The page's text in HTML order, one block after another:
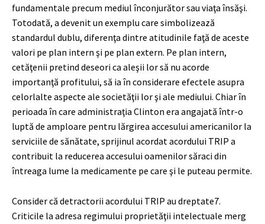
fundamentale precum mediul înconjurător sau viaţa însăşi.
Totodată, a devenit un exemplu care simbolizează
standardul dublu, diferenţa dintre atitudinile faţă de aceste
valori pe plan intern şi pe plan extern. Pe plan intern,
cetăţenii pretind deseori ca aleşii lor să nu acorde
importanţă profitului, să ia în considerare efectele asupra
celorlalte aspecte ale societăţii lor şi ale mediului. Chiar în
perioada în care administraţia Clinton era angajată într-o
luptă de amploare pentru lărgirea accesului americanilor la
serviciile de sănătate, sprijinul acordat acordului TRIP a
contribuit la reducerea accesului oamenilor săraci din
întreaga lume la medicamente pe care şi le puteau permite.
Consider că detractorii acordului TRIP au dreptate7.
Criticile la adresa regimului proprietăţii intelectuale merg